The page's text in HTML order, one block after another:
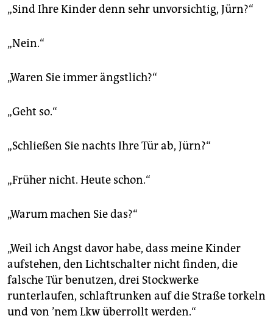
„Sind Ihre Kinder denn sehr unvorsichtig, Jürn?“
„Nein.“
„Waren Sie immer ängstlich?“
„Geht so.“
„Schließen Sie nachts Ihre Tür ab, Jürn?“
„Früher nicht. Heute schon.“
„Warum machen Sie das?“
„Weil ich Angst davor habe, dass meine Kinder
aufstehen, den Lichtschalter nicht finden, die
falsche Tür benutzen, drei Stockwerke
runterlaufen, schlaftrunken auf die Straße torkeln
und von ’nem Lkw überrollt werden.“